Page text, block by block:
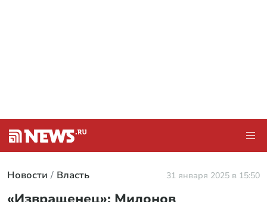
Новости Власть 31 января 2025 в 15:50